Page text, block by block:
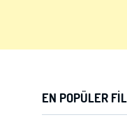
EN POPÜLER